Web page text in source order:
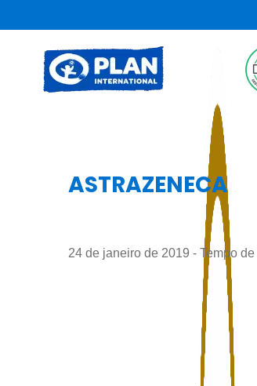
ASTRAZENECA
24 de janeiro de 2019 - Tempo